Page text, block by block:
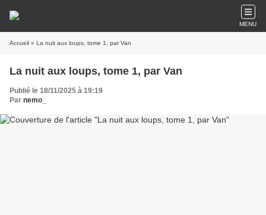
MENU
Accueil » La nuit aux loups, tome 1, par Van
La nuit aux loups, tome 1, par Van
Publié le 18/11/2025 à 19:19
Par nemo_